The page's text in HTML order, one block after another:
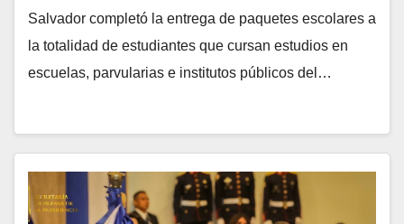
Salvador completó la entrega de paquetes escolares a
la totalidad de estudiantes que cursan estudios en
escuelas, parvularias e institutos públicos del…